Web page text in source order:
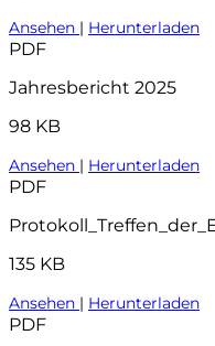
Ansehen | Herunterladen
PDF
Jahresbericht 2025
98 KB
Ansehen | Herunterladen
PDF
135 KB
Ansehen | Herunterladen
PDF